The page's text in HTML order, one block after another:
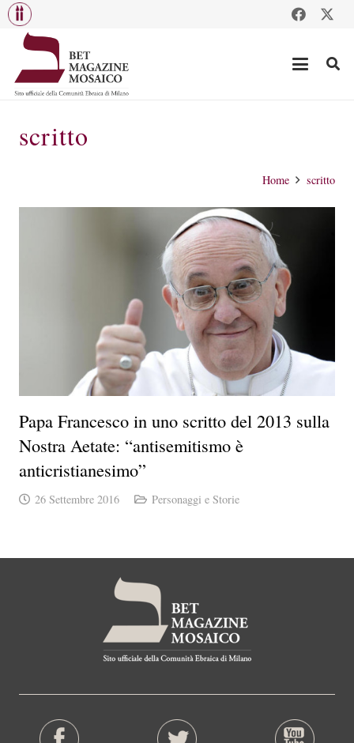
scritto
Home scritto
Papa Francesco in uno scritto del 2013 sulla
Nostra Aetate: “antisemitismo è
anticristianesimo”
26 Settembre 2016 Personaggi e Storie